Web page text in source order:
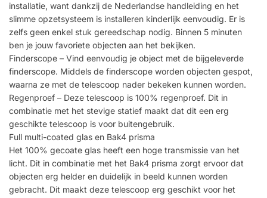
installatie, want dankzij de Nederlandse handleiding en het
slimme opzetsysteem is installeren kinderlijk eenvoudig. Er is
zelfs geen enkel stuk gereedschap nodig. Binnen 5 minuten
ben je jouw favoriete objecten aan het bekijken.
Finderscope – Vind eenvoudig je object met de bijgeleverde
finderscope. Middels de finderscope worden objecten gespot,
waarna ze met de telescoop nader bekeken kunnen worden.
Regenproef – Deze telescoop is 100% regenproef. Dit in
combinatie met het stevige statief maakt dat dit een erg
geschikte telescoop is voor buitengebruik.
Full multi-coated glas en Bak4 prisma
Het 100% gecoate glas heeft een hoge transmissie van het
licht. Dit in combinatie met het Bak4 prisma zorgt ervoor dat
objecten erg helder en duidelijk in beeld kunnen worden
gebracht. Dit maakt deze telescoop erg geschikt voor het